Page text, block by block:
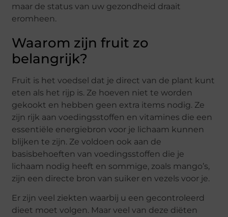
maar de status van uw gezondheid draait
eromheen.
Waarom zijn fruit zo
belangrijk?
Fruit is het voedsel dat je direct van de plant kunt
eten als het rijp is. Ze hoeven niet te worden
gekookt en hebben geen extra items nodig. Ze
zijn rijk aan voedingsstoffen en vitamines die een
essentiële energiebron voor je lichaam kunnen
blijken te zijn. Ze voldoen ook aan de
basisbehoeften van voedingsstoffen die je
lichaam nodig heeft en sommige, zoals mango’s,
zijn een directe bron van suiker en vezels voor je.
Er zijn veel ziekten waarbij u een gecontroleerd
dieet moet volgen. Maar veel van deze diëten